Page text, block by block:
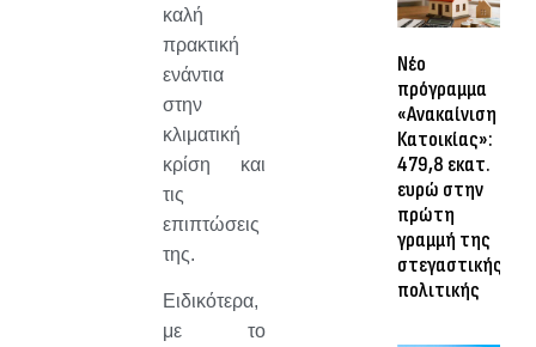
καλή
πρακτική
ενάντια
στην
κλιματική
κρίση και
τις
επιπτώσεις
της.
Ειδικότερα,
με το
Νέο
πρόγραμμα
«Ανακαίνιση
Κατοικίας»:
479,8 εκατ.
ευρώ στην
πρώτη
γραμμή της
στεγαστικής
πολιτικής